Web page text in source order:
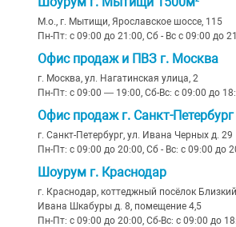
Excellent(1)
Gemy(21)
Grossman(1)
Iddis(1)
Ideal Standard(27)
Koller Pool(8)
Kolpa San(4)
Польша
М.о., г. Мытищи, Ярославское шоссе, 115
Пн-Пт: с 09:00 до 21:00, Сб - Вс с 09:00 до
Офис продаж и ПВЗ г. Москва
г. Москва, ул. Нагатинская улица, 2
Пн-Пт: с 09:00 — 19:00, Сб-Вс: с 09:00 до
Офис продаж г. Санкт-Петербург
г. Санкт-Петербург, ул. Ивана Черных д. 29
Пн-Пт: с 09:00 до 20:00, Сб - Вс: с 09:00 до
Шоурум г. Краснодар
г. Краснодар, коттеджный посёлок
Ивана Шкабуры д. 8, помещение 4,5
Пн-Пт: с 09:00 до 20:00, Сб-Вс: с 09:00 до